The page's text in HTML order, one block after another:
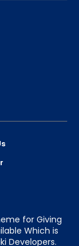
for Giving
Which is
Developers.